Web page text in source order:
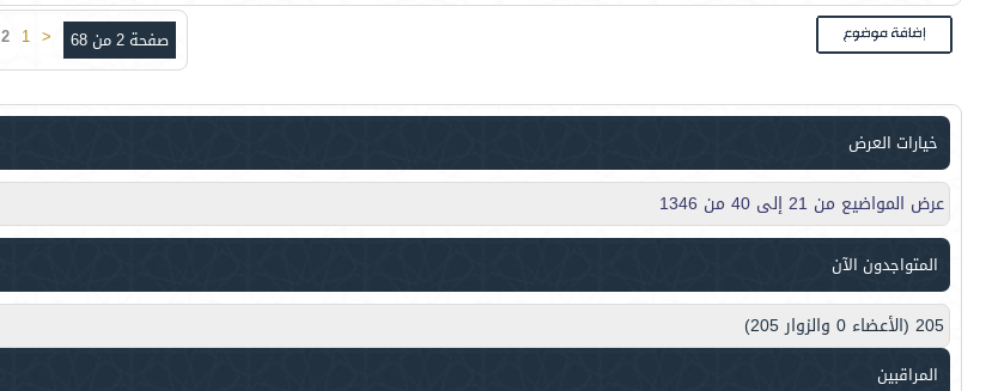
صفحة 2 من 68 <
1
2
خيارات العرض
عرض المواضيع من 21 إلى 40 من 1346
المتواجدون الآن
205 (الأعضاء 0 والزوار 205)
المراقبين